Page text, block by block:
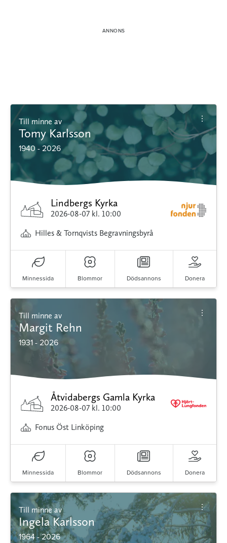
Till minne av
Tomy Karlsson
1940 - 2026
Lindbergs Kyrka
2026-08-07 kl. 10:00
Hilles & Tornqvists Begravningsbyrå
Minnessida Blommor Dödsannons Donera
Till minne av
Margit Rehn
1931 - 2026
Åtvidabergs Gamla Kyrka
2026-08-07 kl. 10:00
Fonus Öst Linköping
Minnessida Blommor Dödsannons Donera
Till minne av
Ingela Karlsson
1964 - 2026